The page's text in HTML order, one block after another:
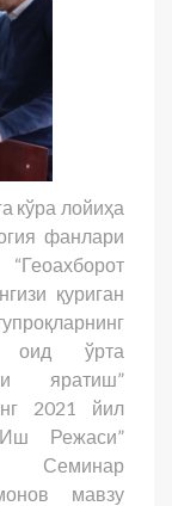
кўра лойиҳа
фанлари
қуриган
оид ўрта
яратиш”
2021 йил
Режаси”
Семинар
мавзу